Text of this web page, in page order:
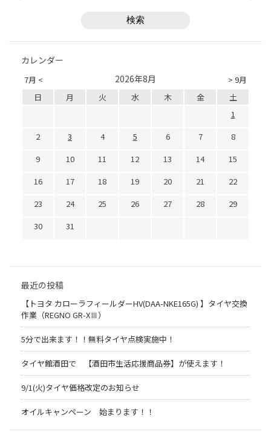
カレンダー
7月 < > 9月
2026年8月
日 月 火 水 木 金
土
1
2
3 4 5 6 7
8
9
10 11 12 13 14
15
16
17 18 19 20 21
22
23
24 25 26 27 28
29
30
31
最近の投稿
【トヨタ カローラフィールダーHV(DAA-NKE165G) 】タイヤ交換
作業（REGNO GR-XⅢ）
5分で出来ます！！無料タイヤ点検実施中！
タイヤ館酒田で 【酒田市生活応援商品券】が使えます！
9/1(火)タイヤ価格改定のお知らせ
オイルキャンペーン 始まります！！